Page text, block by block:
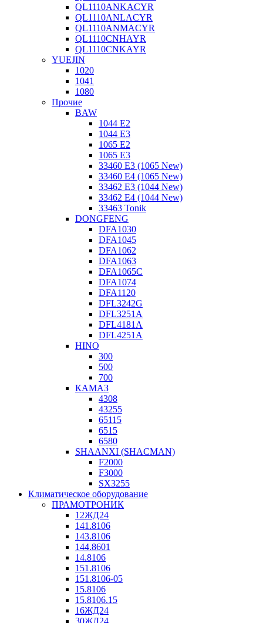
QL1110ANKACYR
QL1110ANLACYR
QL1110ANMACYR
QL1110CNHAYR
QL1110CNKAYR
YUEJIN
1020
1041
1080
Прочие
BAW
1044 E2
1044 E3
1065 E2
1065 E3
33460 E3 (1065 New)
33460 E4 (1065 New)
33462 E3 (1044 New)
33462 E4 (1044 New)
33463 Tonik
DONGFENG
DFA1030
DFA1045
DFA1062
DFA1063
DFA1065C
DFA1074
DFA1120
DFL3242G
DFL3251A
DFL4181A
DFL4251A
HINO
300
500
700
КАМАЗ
4308
43255
65115
6515
6580
SHAANXI (SHACMAN)
F2000
F3000
SX3255
Климатическое оборудование
ПРАМОТРОНИК
12ЖД24
141.8106
143.8106
144.8601
14.8106
151.8106
151.8106-05
15.8106
15.8106.15
16ЖД24